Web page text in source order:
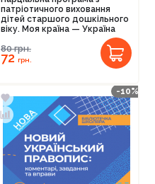
патріотичного виховання
дітей старшого дошкільного
віку. Моя країна — Україна
80грн.
72 грн.
-10%